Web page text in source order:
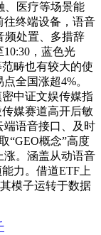
、医疗等场景能
往终端设备，语音
频处置、多措辞
，蓝色光
畴也有较大的使
全国涨超4%。
中证文娱传媒指
媒赛道高开后敏
端语音接口、及时
“GEO概念”高度
涨。涵盖从动语音
力。借道ETF上
模子运转于数据